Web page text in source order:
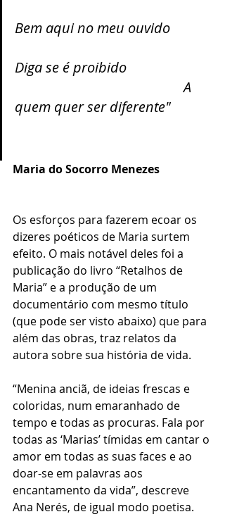
Bem aqui no meu ouvido
Diga se é proibido
                                                A
quem quer ser diferente"
Maria do Socorro Menezes
Os esforços para fazerem ecoar os
dizeres poéticos de Maria surtem
efeito. O mais notável deles foi a
publicação do livro “Retalhos de
Maria” e a produção de um
documentário com mesmo título
(que pode ser visto abaixo) que para
além das obras, traz relatos da
autora sobre sua história de vida.
“Menina anciã, de ideias frescas e
coloridas, num emaranhado de
tempo e todas as procuras. Fala por
todas as ‘Marias’ tímidas em cantar o
amor em todas as suas faces e ao
doar-se em palavras aos
encantamento da vida”, descreve
Ana Nerés, de igual modo poetisa.